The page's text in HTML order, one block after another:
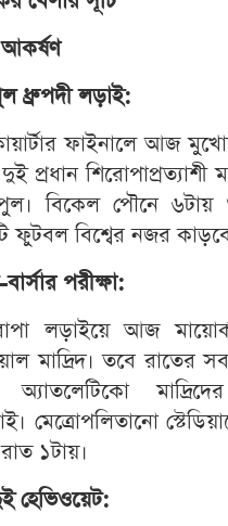
ধ্রুপদী লড়াই:
ফাইনালে আজ
প্রধান শিরোপাপ্রত্যাশী
বিকেল পৌনে
ফুটবল বিশ্বের নজর
পরীক্ষা:
লড়াইয়ে আজ
মাদ্রিদ। তবে রাতের
মেত্রোপলিতানো
১টায়।
হেভিওয়েট: